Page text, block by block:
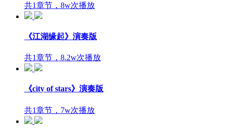
共1章节，8w次播放
《江湖缘起》演奏版
共1章节，8.2w次播放
《city of stars》演奏版
共1章节，7w次播放